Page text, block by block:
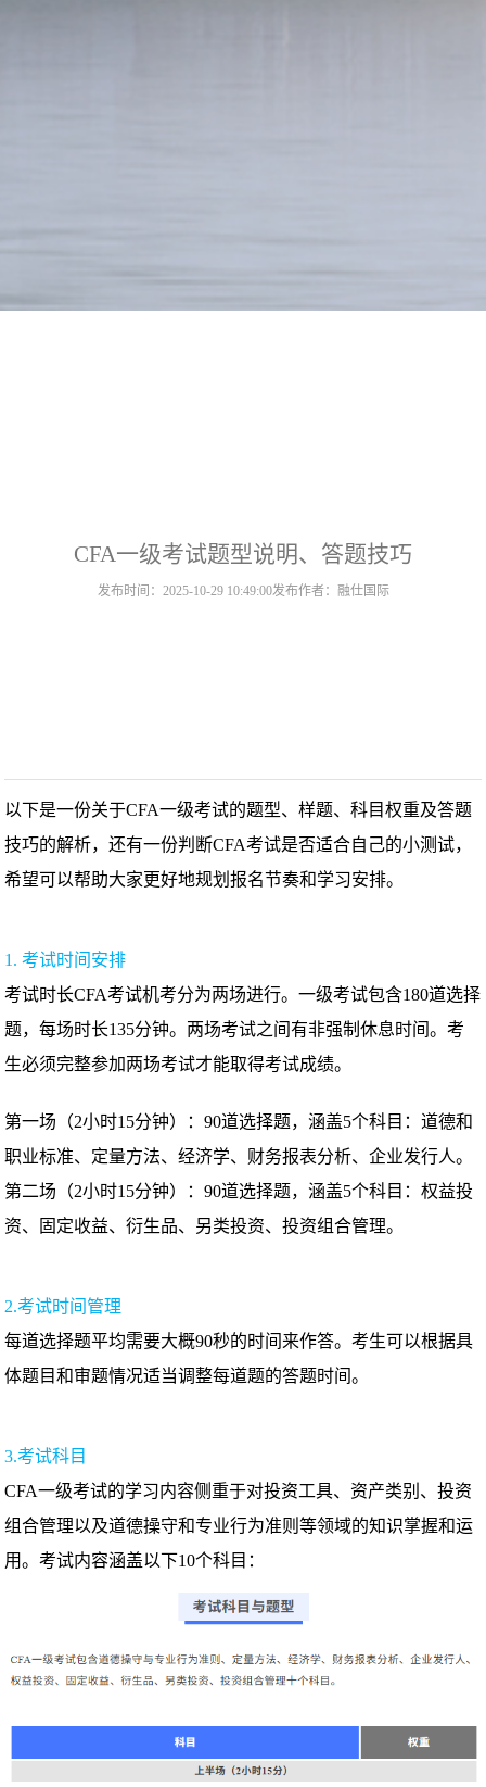
CFA一级考试题型说明、答题技巧
发布时间：2025-10-29 10:49:00发布作者：融仕国际
以下是一份关于CFA一级考试的题型、样题、科目权重及答题
技巧的解析，还有一份判断CFA考试是否适合自己的小测试，
希望可以帮助大家更好地规划报名节奏和学习安排。
1. 考试时间安排
考试时长CFA考试机考分为两场进行。一级考试包含180道选择
题，每场时长135分钟。两场考试之间有非强制休息时间。考
生必须完整参加两场考试才能取得考试成绩。
第一场（2小时15分钟）：90道选择题，涵盖5个科目：道德和
职业标准、定量方法、经济学、财务报表分析、企业发行人。
第二场（2小时15分钟）：90道选择题，涵盖5个科目：权益投
资、固定收益、衍生品、另类投资、投资组合管理。
2.考试时间管理
每道选择题平均需要大概90秒的时间来作答。考生可以根据具
体题目和审题情况适当调整每道题的答题时间。
3.考试科目
CFA一级考试的学习内容侧重于对投资工具、资产类别、投资
组合管理以及道德操守和专业行为准则等领域的知识掌握和运
用。考试内容涵盖以下10个科目：